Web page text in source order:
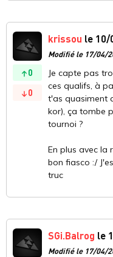
0
0
krissou le 10/
Modifié le 17/04/
Je capte pas
ces qualifs, à
t'as quasiment
kor), ça tombe
tournoi ?
En plus avec la
bon fiasco :/
truc
SGi.Balrog le
Modifié le 17/04/